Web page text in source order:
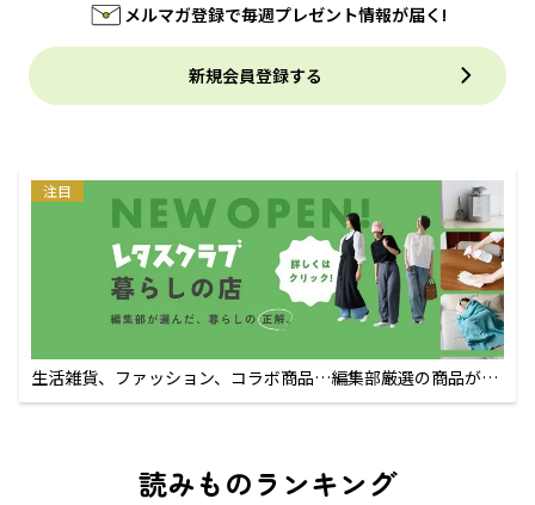
メルマガ登録で毎週プレゼント情報が届く!
新規会員登録する
注目
生活雑貨、ファッション、コラボ商品…編集部厳選の商品が買
えるECサイト
読みものランキング